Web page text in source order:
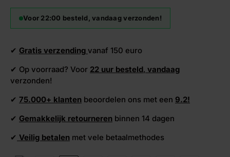
Voor 22:00 besteld, vandaag verzonden!
✔ Gratis verzending vanaf 150 euro
✔ Op voorraad? Voor 22 uur besteld, vandaag
verzonden!
✔ 75.000+ klanten beoordelen ons met een 9.2!
✔ Gemakkelijk retourneren binnen 14 dagen
✔ Veilig betalen met vele betaalmethodes